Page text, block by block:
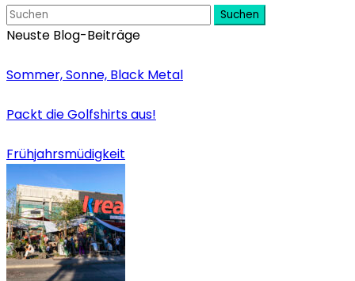
Suchen
Neuste Blog-Beiträge
Sommer, Sonne, Black Metal
Packt die Golfshirts aus!
Frühjahrsmüdigkeit